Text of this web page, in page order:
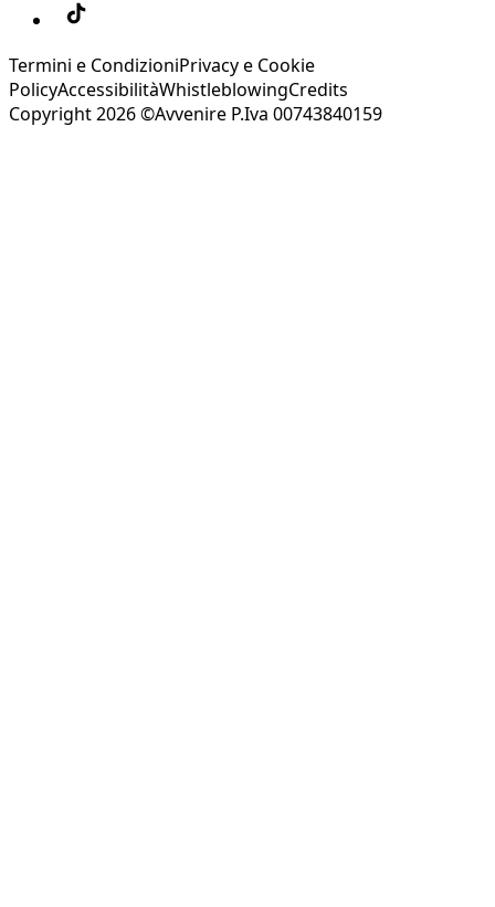
Termini e CondizioniPrivacy e Cookie
PolicyAccessibilitàWhistleblowingCredits
Copyright 2026 ©Avvenire P.Iva 00743840159